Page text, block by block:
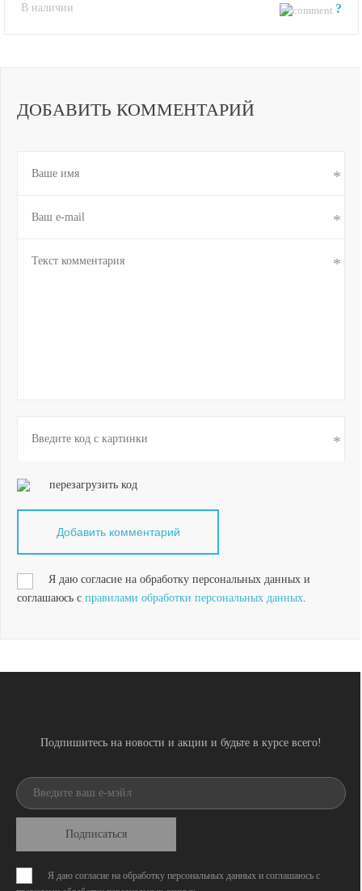
В наличии ?
ДОБАВИТЬ КОММЕНТАРИЙ
перезагрузить код
Я даю согласие на обработку персональных данных и
соглашаюсь с правилами обработки персональных данных
Подпишитесь на новости и акции и будьте в курсе всего!
Подписаться
Я даю согласие на обработку персональных данных и соглашаюсь с